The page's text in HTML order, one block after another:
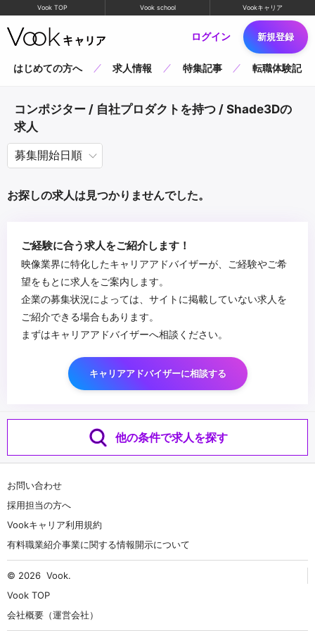
Vook TOP Vook school Vookキャリア
ログイン 新規登録
はじめての方へ 求人情報 特集記事 転職体験記
コンポジター / 自社プロダクトを持つ / Shade3Dの
求人
お探しの求人は見つかりませんでした。
ご経験に合う求人をご紹介します！
映像業界に特化したキャリアアドバイザーが、ご経験やご希
望をもとに求人をご案内します。
企業の募集状況によっては、サイトに掲載していない求人を
ご紹介できる場合もあります。
まずはキャリアアドバイザーへ相談ください。
キャリアアドバイザーに相談する
他の条件で求人を探す
お問い合わせ
採用担当の方へ
Vookキャリア利用規約
有料職業紹介事業に関する情報開示について
© 2026 Vook.
Vook TOP
会社概要（運営会社）